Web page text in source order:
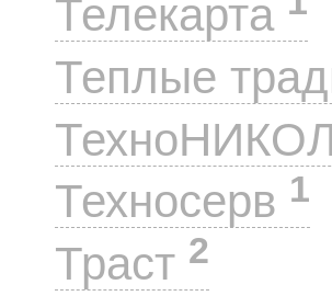
Телекарта
Теплые
Техносерв 1
Траст 2